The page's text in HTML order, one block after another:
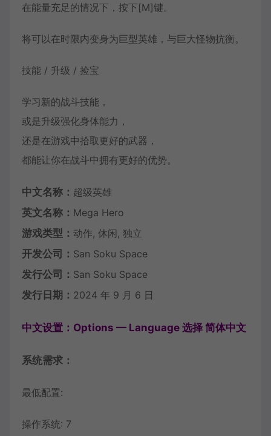
在能量充足的情况下，按下[M]键。
将可以在时限内变身为巨型英雄，与巨大怪物抗衡。
技能 / 升级 / 捡宝
学习新的战斗技能，
或是升级强化身体能力，
还是在游戏中拾取更好的武器，
都能让你在战斗中拥有更好的优势。
中文名称： 超级英雄
英文名称： Mega Hero
游戏类型： 动作, 休闲, 独立
开发公司： San Soku Space
发行公司： San Soku Space
发行日期： 2024 年 9 月 6 日
中文设置：Options — Language 选择 简体中文
系统需求：
最低配置:
操作系统: 7